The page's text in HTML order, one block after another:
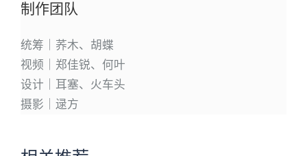
制作团队
统筹｜荞木、胡蝶
视频｜郑佳锐、何叶
设计｜耳塞、火车头
摄影｜逯方